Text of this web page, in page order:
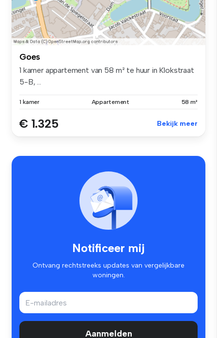
Goes
1 kamer appartement van 58 m² te huur in Klokstraat
5-B, ...
1 kamer Appartement 58 m²
€ 1.325 Bekijk meer
Notificeer mij
Ontvang rechtstreeks updates van vergelijkbare
woningen.
Aanmelden